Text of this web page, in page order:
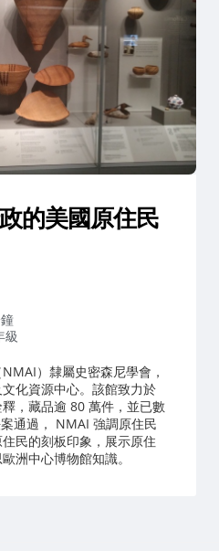
的美國原住民
級
）隸屬史密森尼學會，
化資源中心。該館致力於
，藏品逾 80 萬件，並已數
通過， NMAI 強調原住民
民的刻板印象，展示原住
洲中心博物館知識。